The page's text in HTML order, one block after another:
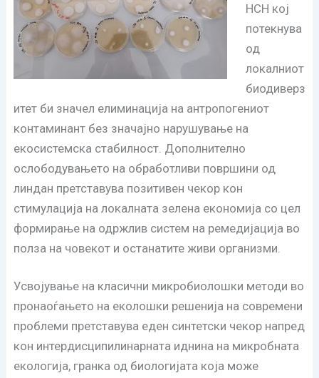
HCH кој
потекнува
од
локалниот
биодиверз
итет би значел елиминација на антропогениот
контаминант без значајно нарушување на
екосистемска стабилност. Дополнително
ослободувањето на обработливи површини од
линдан претставува позитивен чекор кон
стимулација на локалната зелена економија со цел
формирање на одржлив систем на ремедијација во
полза на човекот и останатите живи организми.
Усвојување на класични микробиолошки методи во
пронаоѓањето на еколошки решенија на современи
проблеми претставува еден синтетски чекор напред
кон интердисципилинарната иднина на микробната
екологија, гранка од биологијата која може